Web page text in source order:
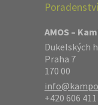
AMOS –
Dukelských
Praha 7
170 00
+420 606